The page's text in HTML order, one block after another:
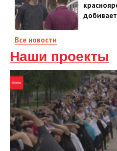
Все новости
Наши проекты